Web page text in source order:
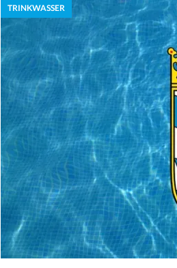
TRINKWASSER